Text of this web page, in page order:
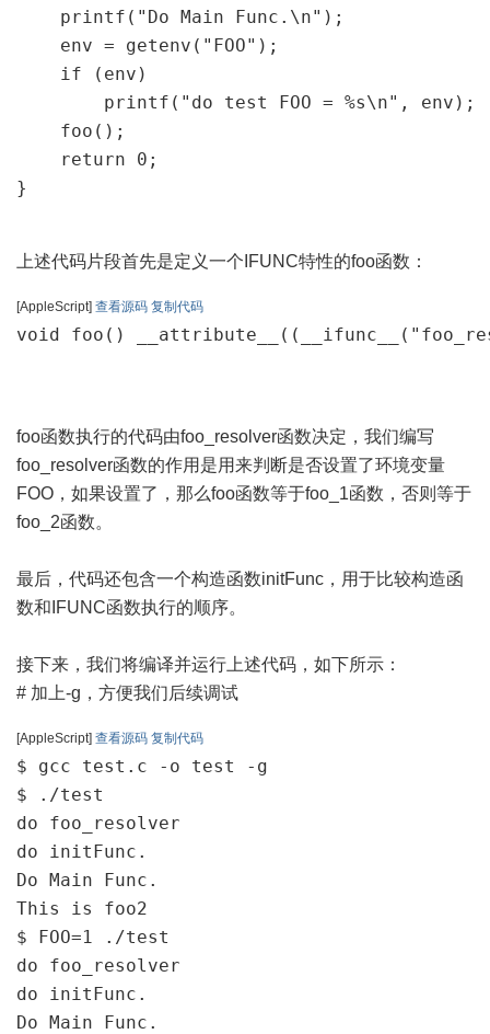
    printf("Do Main Func.\n");
    env = getenv("FOO");
    if (env)
        printf("do test FOO = %s\n", env);
    foo();
    return 0;
}
上述代码片段首先是定义一个IFUNC特性的foo函数：
[AppleScript] 查看源码 复制代码
void foo()
foo函数执行的代码由foo_resolver函数决定，我们编写
foo_resolver函数的作用是用来判断是否设置了环境变量
FOO，如果设置了，那么foo函数等于foo_1函数，否则等于
foo_2函数。
最后，代码还包含一个构造函数initFunc，用于比较构造函
数和IFUNC函数执行的顺序。
接下来，我们将编译并运行上述代码，如下所示：
# 加上-g，方便我们后续调试
[AppleScript] 查看源码 复制代码
$ gcc test.c -o test -g
$ ./test
do foo_resolver
do initFunc.
Do Main Func.
This is foo2
$ FOO=1 ./test
do foo_resolver
do initFunc.
Do Main Func.